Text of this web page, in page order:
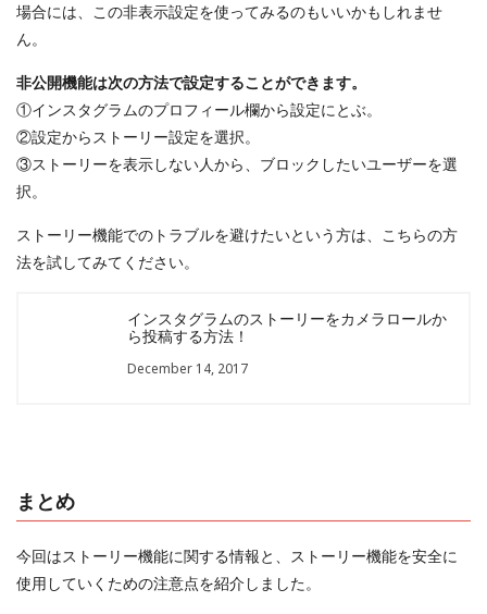
場合には、この非表示設定を使ってみるのもいいかもしれませ
ん。
非公開機能は次の方法で設定することができます。
①インスタグラムのプロフィール欄から設定にとぶ。
②設定からストーリー設定を選択。
③ストーリーを表示しない人から、ブロックしたいユーザーを選
択。
ストーリー機能でのトラブルを避けたいという方は、こちらの方
法を試してみてください。
インスタグラムのストーリーをカメラロールか
ら投稿する方法！
December 14, 2017
まとめ
今回はストーリー機能に関する情報と、ストーリー機能を安全に
使用していくための注意点を紹介しました。